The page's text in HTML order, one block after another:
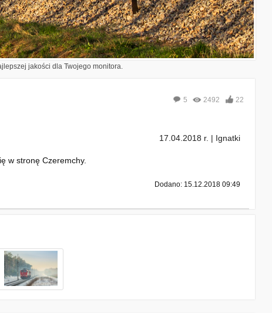
jakości dla Twojego monitora.
5 2492 22
17.04.2018 r. | Ignatki
w stronę Czeremchy.
Dodano: 15.12.2018 09:49